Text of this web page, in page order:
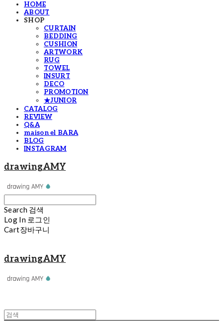
HOME
ABOUT
SHOP
CURTAIN
BEDDING
CUSHION
ARTWORK
RUG
TOWEL
INSURT
DECO
PROMOTION
★JUNIOR
CATALOG
REVIEW
Q&A
maison el BARA
BLOG
INSTAGRAM
drawingAMY
Search 검색
Log In 로그인
Cart장바구니
drawingAMY